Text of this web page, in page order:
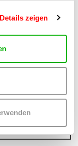
Details zeigen